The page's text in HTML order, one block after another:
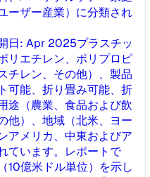
ーザー産業）に分類され
日: Apr 2025プラスチッ
リエチレン、ポリプロピ
チレン、その他）、製品
可能、折り畳み可能、折
途（農業、食品および飲
他）、地域（北米、ヨー
アメリカ、中東およびア
ています。レポートで
10億米ドル単位）を示し